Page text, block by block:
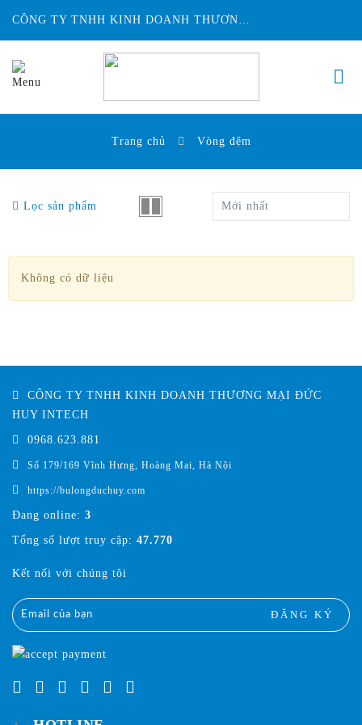
CÔNG TY TNHH KINH DOANH THƯƠNG MẠI ĐỨC HUY INTECH
Trang chủ Vòng đệm
Lọc sản phẩm Mới nhất
Không có dữ liệu
CÔNG TY TNHH KINH DOANH THƯƠNG MẠI ĐỨC
HUY INTECH
0968.623.881
Số 179/169 Vĩnh Hưng, Hoàng Mai, Hà Nội
https://bulongduchuy.com
Đang online: 3
Tổng số lượt truy cập: 47.770
Kết nối với chúng tôi
ĐĂNG KÝ